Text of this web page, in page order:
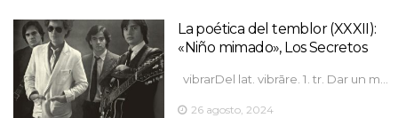
La poética del temblor (XXXII):
«Niño mimado», Los Secretos
vibrarDel lat. vibrāre. 1. tr. Dar un m…
26 agosto, 2024